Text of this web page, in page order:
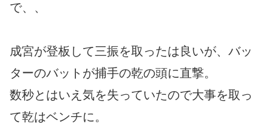
で、、
成宮が登板して三振を取ったは良いが、バッ
ターのバットが捕手の乾の頭に直撃。
数秒とはいえ気を失っていたので大事を取っ
て乾はベンチに。